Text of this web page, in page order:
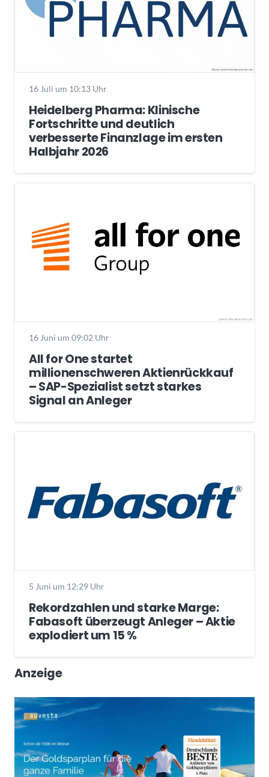
16 Juli um 10:13 Uhr
Heidelberg Pharma: Klinische
Fortschritte und deutlich
verbesserte Finanzlage im ersten
Halbjahr 2026
16 Juni um 09:02 Uhr
All for One startet
millionenschweren Aktienrückkauf
– SAP-Spezialist setzt starkes
Signal an Anleger
5 Juni um 12:29 Uhr
Rekordzahlen und starke Marge:
Fabasoft überzeugt Anleger – Aktie
explodiert um 15 %
Anzeige